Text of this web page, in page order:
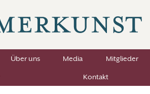
Über uns Media
Mitglieder
Kontakt